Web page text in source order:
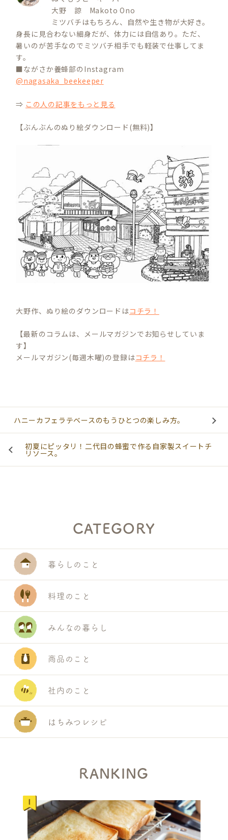
大野 諒 Makoto Ono
ミツバチはもちろん、自然や生き物が大好き。
身長に見合わない細身だが、体力には自信あり。ただ、
暑いのが苦手なのでミツバチ相手でも軽装で仕事してま
す。
■ながさか養蜂部のInstagram
@nagasaka_beekeeper
⇒ この人の記事をもっと見る
【ぶんぶんのぬり絵ダウンロード(無料)】
大野作、ぬり絵のダウンロードはコチラ！
【最新のコラムは、メールマガジンでお知らせしていま
す】
メールマガジン(毎週木曜)の登録はコチラ！
ハニーカフェラテベースのもうひとつの楽しみ方。
初夏にピッタリ！二代目の蜂蜜で作る自家製スイートチ
リソース。
CATEGORY
暮らしのこと
料理のこと
みんなの暮らし
商品のこと
社内のこと
はちみつレシピ
RANKING